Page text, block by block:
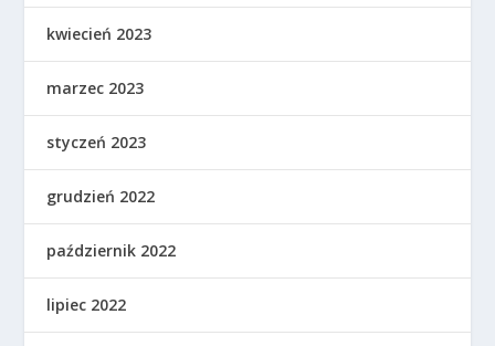
kwiecień 2023
marzec 2023
styczeń 2023
grudzień 2022
październik 2022
lipiec 2022